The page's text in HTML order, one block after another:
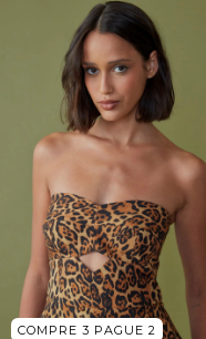
COMPRE 3 PAGUE 2